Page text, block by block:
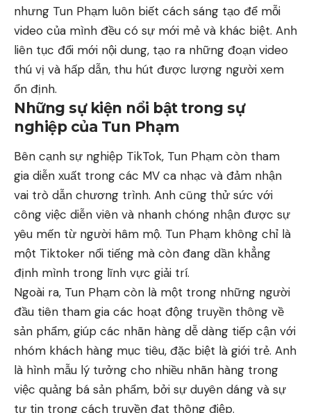
nhưng Tun Phạm luôn biết cách sáng tạo để mỗi
video của mình đều có sự mới mẻ và khác biệt. Anh
liên tục đổi mới nội dung, tạo ra những đoạn video
thú vị và hấp dẫn, thu hút được lượng người xem
ổn định.
Những sự kiện nổi bật trong sự
nghiệp của Tun Phạm
Bên cạnh sự nghiệp TikTok, Tun Phạm còn tham
gia diễn xuất trong các MV ca nhạc và đảm nhận
vai trò dẫn chương trình. Anh cũng thử sức với
công việc diễn viên và nhanh chóng nhận được sự
yêu mến từ người hâm mộ. Tun Phạm không chỉ là
một Tiktoker nổi tiếng mà còn đang dần khẳng
định mình trong lĩnh vực giải trí.
Ngoài ra, Tun Phạm còn là một trong những người
đầu tiên tham gia các hoạt động truyền thông về
sản phẩm, giúp các nhãn hàng dễ dàng tiếp cận với
nhóm khách hàng mục tiêu, đặc biệt là giới trẻ. Anh
là hình mẫu lý tưởng cho nhiều nhãn hàng trong
việc quảng bá sản phẩm, bởi sự duyên dáng và sự
tự tin trong cách truyền đạt thông điệp.